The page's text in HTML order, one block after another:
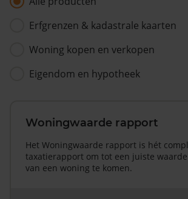
Erfgrenzen & kadastrale kaarten
Woning kopen en verkopen
Eigendom en hypotheek
Woningwaarde rapport
Het Woningwaarde rapport is hét
taxatierapport om tot een juiste
van een woning te komen.